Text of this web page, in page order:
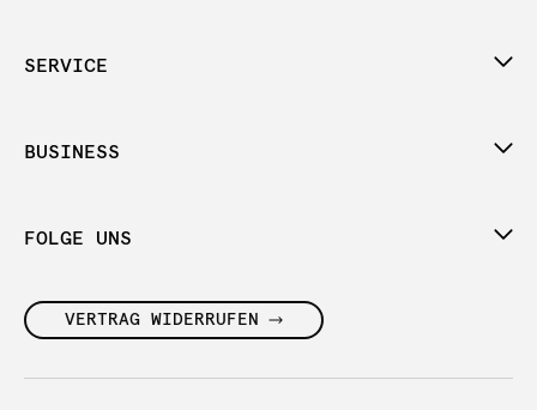
SERVICE
BUSINESS
FOLGE UNS
VERTRAG WIDERRUFEN